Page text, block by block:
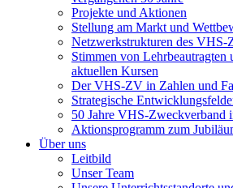
Projekte und Aktionen
Stellung am Markt und
Netzwerkstrukturen des VHS-
Stimmen von Lehrbeautragten
aktuellen Kursen
Der VHS-ZV in Zahlen und
Strategische
50 Jahre VHS-Zweckverband
Aktionsprogramm zum
Über uns
Leitbild
Unser Team